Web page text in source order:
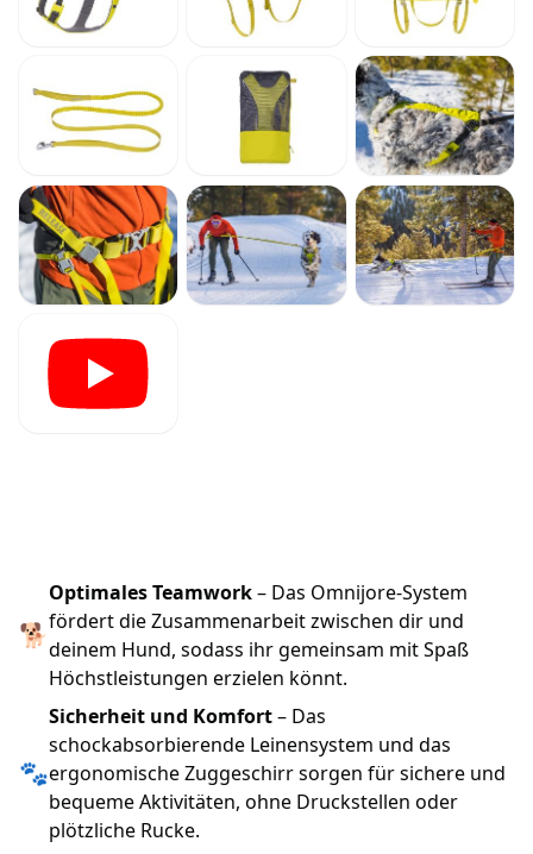
🐕
Optimales Teamwork– Das Omnijore-System
fördert die Zusammenarbeit zwischen dir und
deinem Hund, sodass ihr gemeinsam mit Spaß
Höchstleistungen erzielen könnt.
🐾
Sicherheit und Komfort– Das
schockabsorbierende Leinensystem und das
ergonomische Zuggeschirr sorgen für sichere und
bequeme Aktivitäten, ohne Druckstellen oder
plötzliche Rucke.